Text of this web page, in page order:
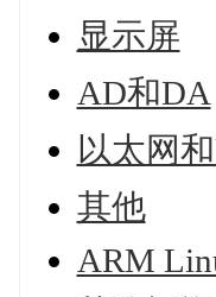
显示屏
AD和DA
以太网
其他
ARM